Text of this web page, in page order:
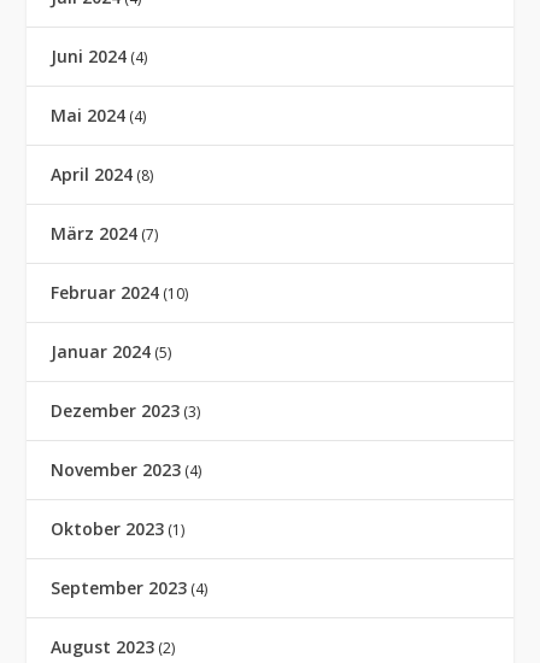
Juni 2024 (4)
Mai 2024 (4)
April 2024 (8)
März 2024 (7)
Februar 2024 (10)
Januar 2024 (5)
Dezember 2023 (3)
November 2023 (4)
Oktober 2023 (1)
September 2023 (4)
August 2023 (2)